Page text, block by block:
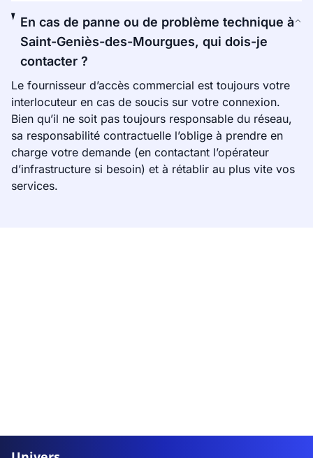
En cas de panne ou de problème technique à
Saint-Geniès-des-Mourgues, qui dois-je
contacter ?
Le fournisseur d’accès commercial est toujours votre
interlocuteur en cas de soucis sur votre connexion.
Bien qu’il ne soit pas toujours responsable du réseau,
sa responsabilité contractuelle l’oblige à prendre en
charge votre demande (en contactant l’opérateur
d’infrastructure si besoin) et à rétablir au plus vite vos
services.